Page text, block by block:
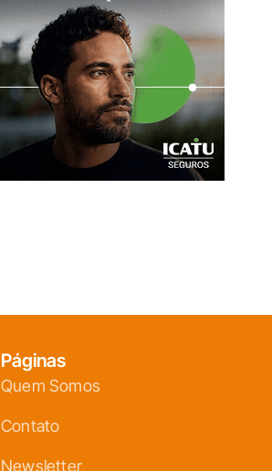
Páginas
Quem Somos
Contato
Newsletter